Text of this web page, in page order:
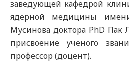
заведующей кафедрой
ядерной медицины
Мусинова доктора PhD Пак
присвоение ученого
профессор (доцент).